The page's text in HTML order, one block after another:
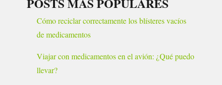
Cómo reciclar correctamente los blísteres vacíos
de medicamentos
Viajar con medicamentos en el avión: ¿Qué puedo
llevar?